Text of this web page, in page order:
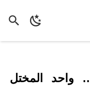
واحد المختل